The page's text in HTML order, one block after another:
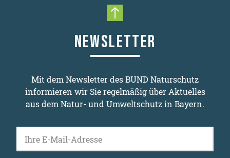
Nach oben scrollen
NEWSLETTER
Mit dem Newsletter des BUND Naturschutz
informieren wir Sie regelmäßig über Aktuelles
aus dem Natur- und Umweltschutz in Bayern.